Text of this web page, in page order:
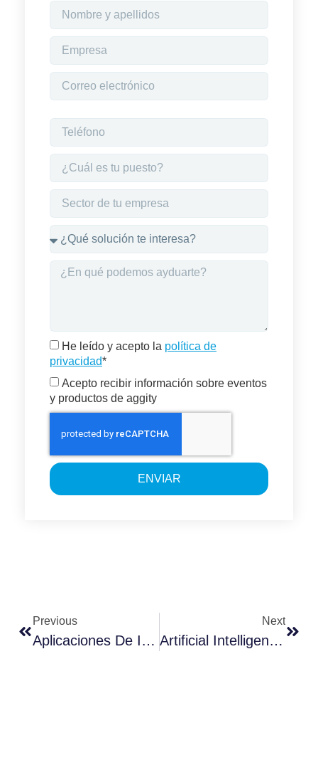
He leído y acepto la política de
privacidad*
Acepto recibir información sobre eventos
y productos de aggity
ENVIAR
Previous
Aplicaciones De Inteligencia Artificial Para Marketing
Next
Artificial Intelligence Applications For Marketing